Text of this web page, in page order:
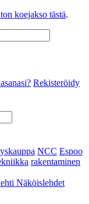
koejakso tästä.
Rekisteröidy
NCC Espoo
rakentaminen
Näköislehdet